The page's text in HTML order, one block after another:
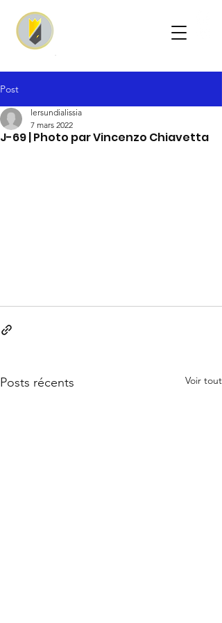
Post
J-69 | Photo par Vincenzo Chiavetta
lersundialissia
7 mars 2022
Posts récents Voir tout